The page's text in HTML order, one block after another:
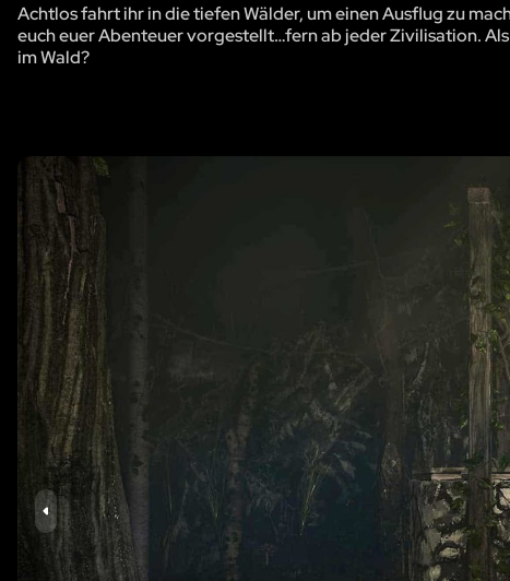
Achtlos fahrt ihr in die tiefen Wälder, um einen Ausflug zu
euch euer Abenteuer vorgestellt…fern ab jeder Zivilisation.
im Wald?